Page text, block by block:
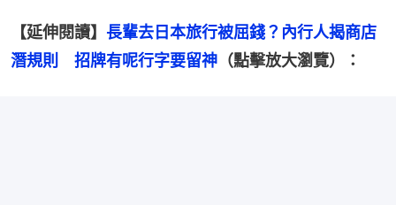
【延伸閱讀】 長輩去日本旅行被屈錢？內行人揭商店
潛規則　招牌有呢行字要留神 （點擊放大瀏覽）：